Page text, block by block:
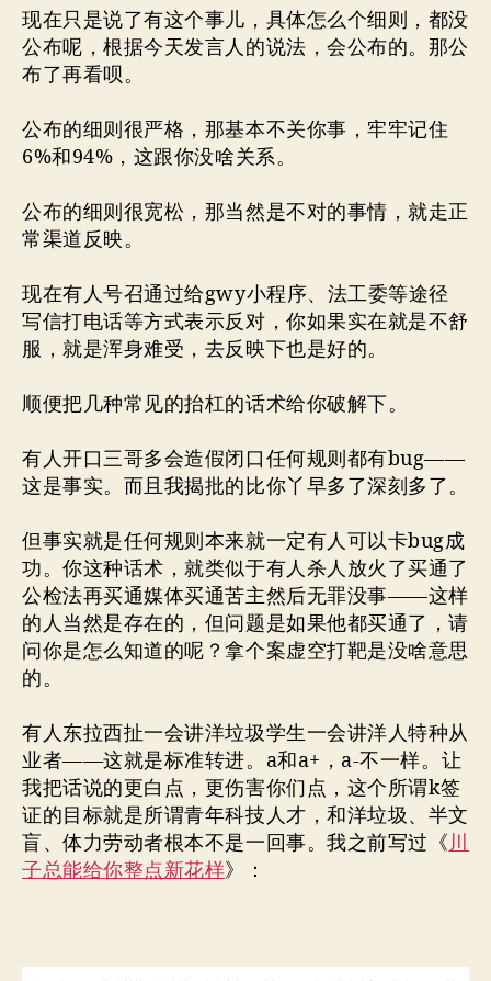
现在只是说了有这个事儿，具体怎么个细则，都没
公布呢，根据今天发言人的说法，会公布的。那公
布了再看呗。
公布的细则很严格，那基本不关你事，牢牢记住
6%和94%，这跟你没啥关系。
公布的细则很宽松，那当然是不对的事情，就走正
常渠道反映。
现在有人号召通过给gwy小程序、法工委等途径
写信打电话等方式表示反对，你如果实在就是不舒
服，就是浑身难受，去反映下也是好的。
顺便把几种常见的抬杠的话术给你破解下。
有人开口三哥多会造假闭口任何规则都有bug——
这是事实。而且我揭批的比你丫早多了深刻多了。
但事实就是任何规则本来就一定有人可以卡bug成
功。你这种话术，就类似于有人杀人放火了买通了
公检法再买通媒体买通苦主然后无罪没事——这样
的人当然是存在的，但问题是如果他都买通了，请
问你是怎么知道的呢？拿个案虚空打靶是没啥意思
的。
有人东拉西扯一会讲洋垃圾学生一会讲洋人特种从
业者——这就是标准转进。a和a+，a-不一样。让
我把话说的更白点，更伤害你们点，这个所谓k签
证的目标就是所谓青年科技人才，和洋垃圾、半文
盲、体力劳动者根本不是一回事。我之前写过《川
子总能给你整点新花样》：